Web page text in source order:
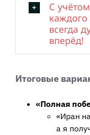
С
каждого
всегда
вперёд!
Итоговые
«Полная
«Иран
а я